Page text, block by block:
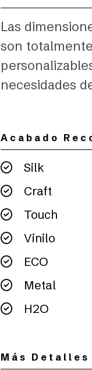
Las
son
necesidades
Acabado
Silk
Craft
Touch
Vinilo
ECO
Metal
H2O
Más Detalles